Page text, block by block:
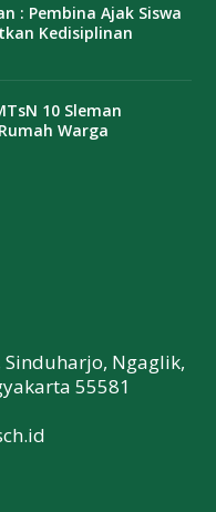
: Pembina Ajak Siswa
Kedisiplinan
10 Sleman
Warga
Sinduharjo, Ngaglik,
55581